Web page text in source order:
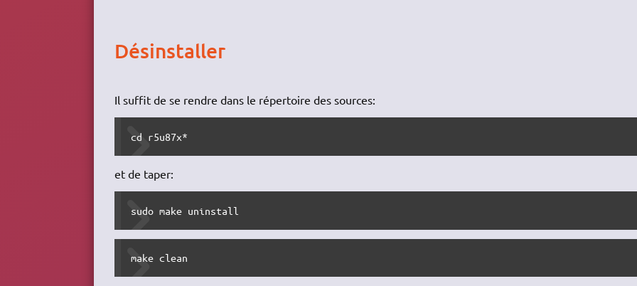
Désinstaller
Il suffit de se rendre dans le répertoire des sources:
cd r5u87x*
et de taper:
sudo make uninstall
make clean